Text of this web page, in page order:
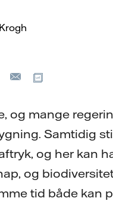
X
E-
og mange
Samtidig
og her kan
og
tid både kan